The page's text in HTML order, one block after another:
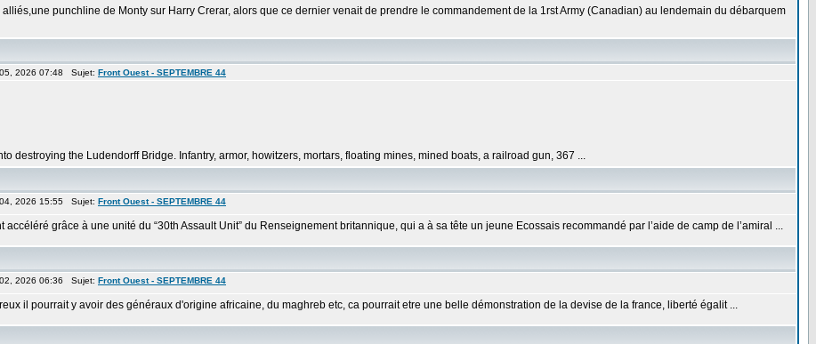
punchline de Monty sur Harry Crerar, alors que ce dernier venait de prendre le commandement de la 1rst Army (Canadian) au lendemain du débarquem
2026 07:48 Sujet: Front Ouest - SEPTEMBRE 44
destroying the Ludendorff Bridge. Infantry, armor, howitzers, mortars, floating mines, mined boats, a railroad gun, 367 ...
2026 15:55 Sujet: Front Ouest - SEPTEMBRE 44
grâce à une unité du “30th Assault Unit” du Renseignement britannique, qui a à sa tête un jeune Ecossais recommandé par l’aide de camp de l’amiral ...
2026 06:36 Sujet: Front Ouest - SEPTEMBRE 44
il pourrait y avoir des généraux d'origine africaine, du maghreb etc, ca pourrait etre une belle démonstration de la devise de la france, liberté égalit ...